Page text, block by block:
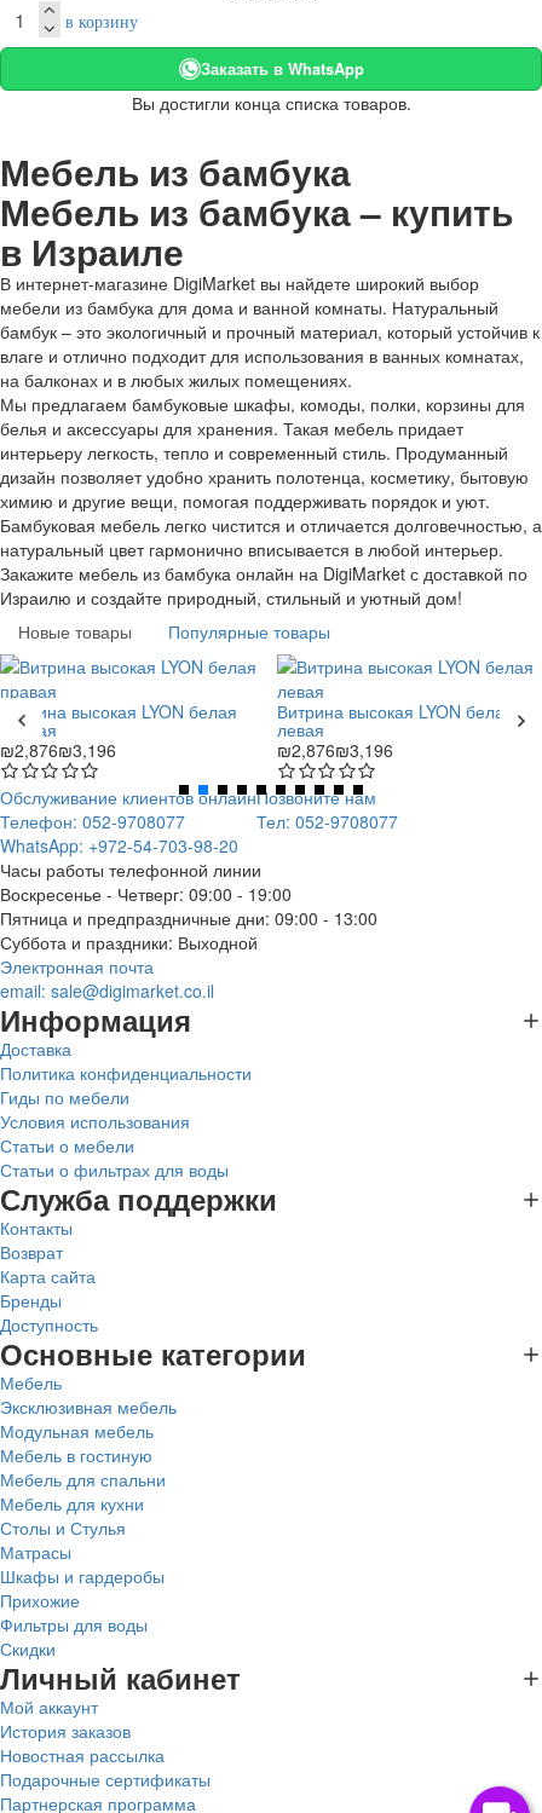
Мебель из бамбука
Мебель из бамбука – купить
в Израиле
В интернет-магазине DigiMarket вы найдете широкий выбор
мебели из бамбука для дома и ванной комнаты. Натуральный
бамбук – это экологичный и прочный материал, который устойчив к
влаге и отлично подходит для использования в ванных комнатах,
на балконах и в любых жилых помещениях.
Мы предлагаем бамбуковые шкафы, комоды, полки, корзины для
белья и аксессуары для хранения. Такая мебель придает
интерьеру легкость, тепло и современный стиль. Продуманный
дизайн позволяет удобно хранить полотенца, косметику, бытовую
химию и другие вещи, помогая поддерживать порядок и уют.
Бамбуковая мебель легко чистится и отличается долговечностью, а
натуральный цвет гармонично вписывается в любой интерьер.
Закажите мебель из бамбука онлайн на DigiMarket с доставкой по
Израилю и создайте природный, стильный и уютный дом!
в корзину
Заказать в WhatsApp
Вы достигли конца списка товаров.
Новые товары Популярные товары
Витрина высокая LYON белая
правая
₪2,876₪3,196
Витрина высокая LYON белая
левая
₪2,876₪3,196
Обслуживание клиентов онлайн
Телефон: 052-9708077
WhatsApp: +972-54-703-98-20
Позвоните нам
Тел: 052-9708077
Часы работы телефонной линии
Воскресенье - Четверг: 09:00 - 19:00
Пятница и предпраздничные дни: 09:00 - 13:00
Суббота и праздники: Выходной
Электронная почта
email: sale@digimarket.co.il
Информация
Доставка
Политика конфиденциальности
Гиды по мебели
Условия использования
Статьи о мебели
Статьи о фильтрах для воды
Служба поддержки
Контакты
Возврат
Карта сайта
Бренды
Доступность
Основные категории
Мебель
Эксклюзивная мебель
Модульная мебель
Мебель в гостиную
Мебель для спальни
Мебель для кухни
Столы и Стулья
Матрасы
Шкафы и гардеробы
Прихожие
Фильтры для воды
Скидки
Личный кабинет
Мой аккаунт
История заказов
Новостная рассылка
Подарочные сертификаты
Партнерская программа